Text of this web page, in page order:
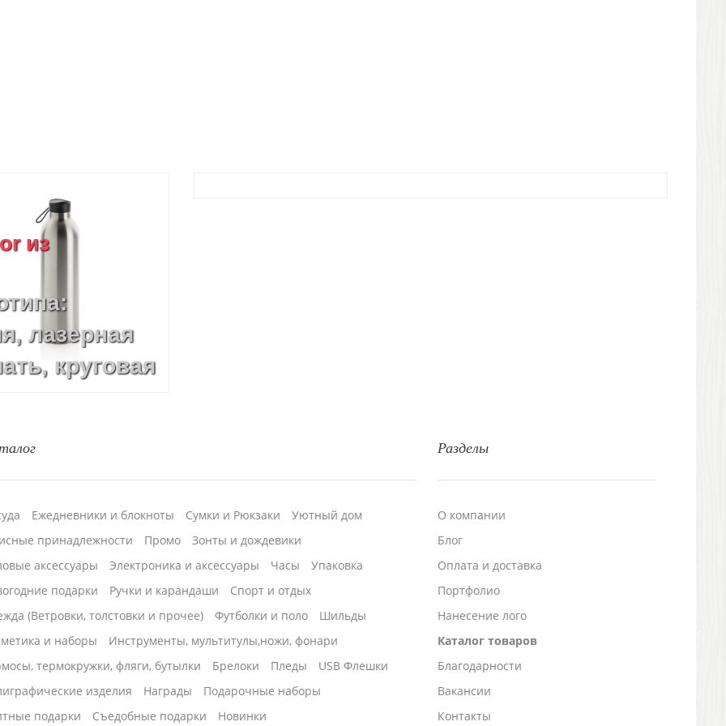
из
лазерная
круговая
Разделы
О компании
Блог
Оплата и доставка
Портфолио
Нанесение лого
Каталог товаров
Благодарности
Вакансии
Контакты
Ежедневники и блокноты Сумки и Рюкзаки
Уютный дом
принадлежности
Промо
Зонты и дождевики
аксессуары
Электроника и аксессуары Часы
Упаковка
подарки
Ручки и карандаши
Спорт и отдых
(Ветровки, толстовки и прочее)
Футболки и поло
Шильды
и наборы
Инструменты, мультитулы,ножи, фонари
термокружки, фляги, бутылки
Брелоки Пледы
USB Флешки
изделия
Награды
Подарочные наборы
подарки
Cъедобные подарки Новинки